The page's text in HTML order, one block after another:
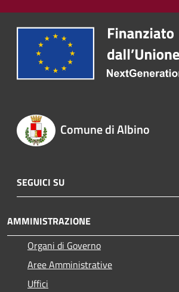
Comune di Albino
SEGUICI SU
AMMINISTRAZIONE
Organi di Governo
Aree Amministrative
Uffici